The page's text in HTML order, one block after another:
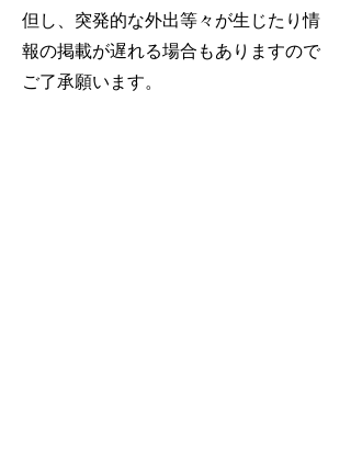
但し、突発的な外出等々が生じたり情
報の掲載が遅れる場合もありますので
ご了承願います。